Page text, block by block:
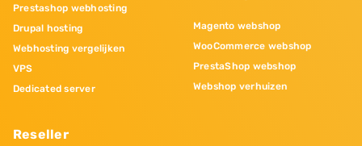
Prestashop webhosting
Drupal hosting
Webhosting vergelijken
VPS
Dedicated server
Reseller
Magento webshop
WooCommerce webshop
PrestaShop webshop
Webshop verhuizen